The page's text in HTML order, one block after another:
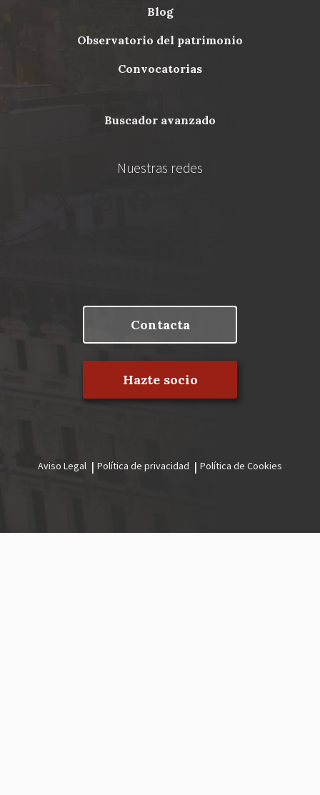
Menu
blog
observatorio del patrimonio
convocatorias
buscador avanzado
Nuestras redes
Contacta
Hazte socio
legal
Aviso Legal Política de privacidad Política de Cookies